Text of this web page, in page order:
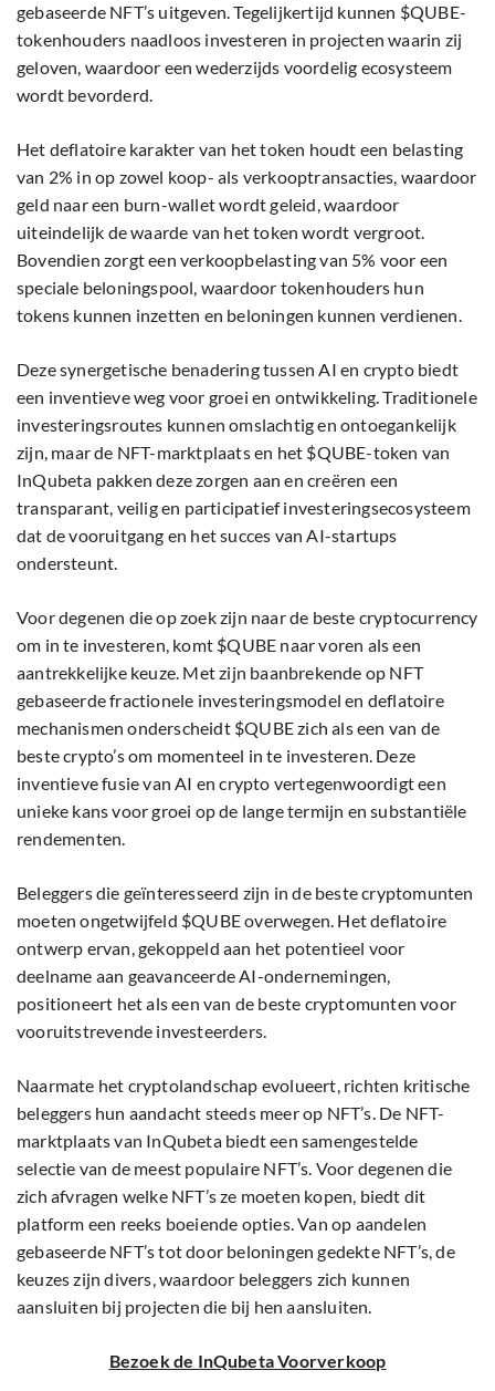
gebaseerde NFT’s uitgeven. Tegelijkertijd kunnen $QUBE-
tokenhouders naadloos investeren in projecten waarin zij
geloven, waardoor een wederzijds voordelig ecosysteem
wordt bevorderd.
Het deflatoire karakter van het token houdt een belasting
van 2% in op zowel koop- als verkooptransacties, waardoor
geld naar een burn-wallet wordt geleid, waardoor
uiteindelijk de waarde van het token wordt vergroot.
Bovendien zorgt een verkoopbelasting van 5% voor een
speciale beloningspool, waardoor tokenhouders hun
tokens kunnen inzetten en beloningen kunnen verdienen.
Deze synergetische benadering tussen AI en crypto biedt
een inventieve weg voor groei en ontwikkeling. Traditionele
investeringsroutes kunnen omslachtig en ontoegankelijk
zijn, maar de NFT-marktplaats en het $QUBE-token van
InQubeta pakken deze zorgen aan en creëren een
transparant, veilig en participatief investeringsecosysteem
dat de vooruitgang en het succes van AI-startups
ondersteunt.
Voor degenen die op zoek zijn naar de beste cryptocurrency
om in te investeren, komt $QUBE naar voren als een
aantrekkelijke keuze. Met zijn baanbrekende op NFT
gebaseerde fractionele investeringsmodel en deflatoire
mechanismen onderscheidt $QUBE zich als een van de
beste crypto’s om momenteel in te investeren. Deze
inventieve fusie van AI en crypto vertegenwoordigt een
unieke kans voor groei op de lange termijn en substantiële
rendementen.
Beleggers die geïnteresseerd zijn in de beste cryptomunten
moeten ongetwijfeld $QUBE overwegen. Het deflatoire
ontwerp ervan, gekoppeld aan het potentieel voor
deelname aan geavanceerde AI-ondernemingen,
positioneert het als een van de beste cryptomunten voor
vooruitstrevende investeerders.
Naarmate het cryptolandschap evolueert, richten kritische
beleggers hun aandacht steeds meer op NFT’s. De NFT-
marktplaats van InQubeta biedt een samengestelde
selectie van de meest populaire NFT’s. Voor degenen die
zich afvragen welke NFT’s ze moeten kopen, biedt dit
platform een reeks boeiende opties. Van op aandelen
gebaseerde NFT’s tot door beloningen gedekte NFT’s, de
keuzes zijn divers, waardoor beleggers zich kunnen
aansluiten bij projecten die bij hen aansluiten.
Bezoek de InQubeta Voorverkoop